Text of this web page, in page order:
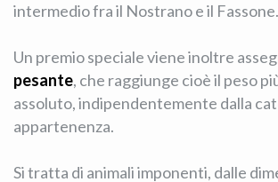
intermedio fra il Nostrano e il Fassone.
Un premio speciale viene inoltre
pesante, che raggiunge cioè il peso
assoluto, indipendentemente dalla
appartenenza.
Si tratta di animali imponenti, dalle